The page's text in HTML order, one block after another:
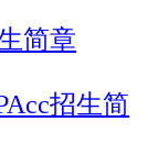
简章
招生简